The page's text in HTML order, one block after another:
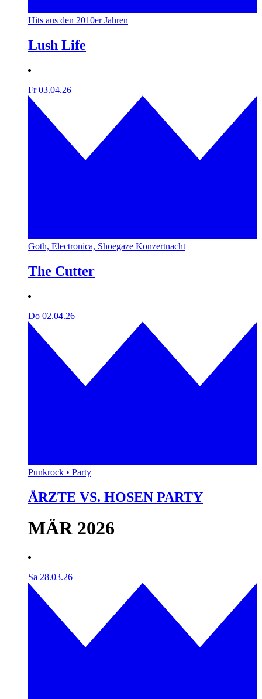
Hits aus den 2010er Jahren
Lush Life
Fr 03.04.26 —
Goth, Electronica, Shoegaze Konzertnacht
The Cutter
Do 02.04.26 —
Punkrock • Party
ÄRZTE VS. HOSEN PARTY
MÄR 2026
Sa 28.03.26 —